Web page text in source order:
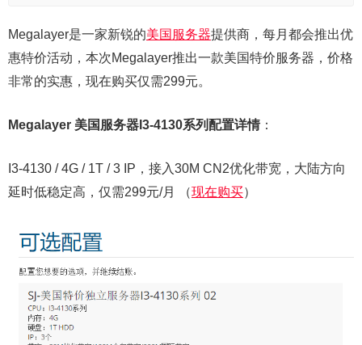
Megalayer是一家新锐的美国服务器提供商，每月都会推出优
惠特价活动，本次Megalayer推出一款美国特价服务器，价格
非常的实惠，现在购买仅需299元。
Megalayer 美国服务器I3-4130系列配置详情：
I3-4130 / 4G / 1T / 3 IP，接入30M CN2优化带宽，大陆方向
延时低稳定高，仅需299元/月 （现在购买）